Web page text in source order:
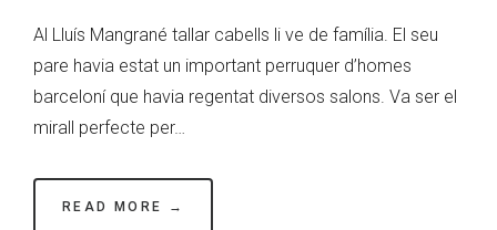
Al Lluís Mangrané tallar cabells li ve de família. El seu
pare havia estat un important perruquer d’homes
barceloní que havia regentat diversos salons. Va ser el
mirall perfecte per…
READ MORE →